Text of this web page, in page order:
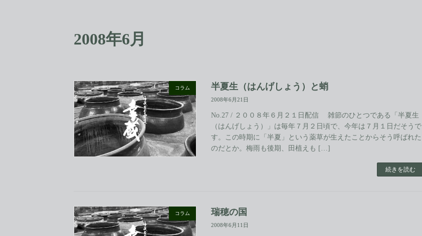
2008年6月
コラム 半夏生（はんげしょう）と蛸
2008年6月21日
No.27 / ２００８年６月２１日配信 雑節のひとつである「半夏生
（はんげしょう）」は毎年７月２日頃で、今年は７月１日だそうで
す。この時期に「半夏」という薬草が生えたことからそう呼ばれた
のだとか。梅雨も後期、田植えも […]
続きを読む
コラム 瑞穂の国
2008年6月11日